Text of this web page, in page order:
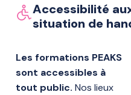
Accessibilité
situation de
Les formations PEAKS
sont accessibles à
tout public.